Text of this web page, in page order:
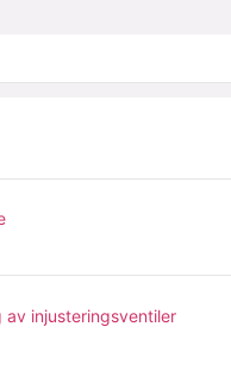
injusteringsventiler